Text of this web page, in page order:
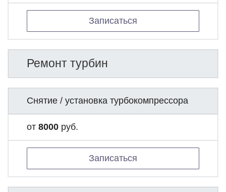
Записаться
Ремонт турбин
Снятие / установка турбокомпрессора
от 8000 руб.
Записаться